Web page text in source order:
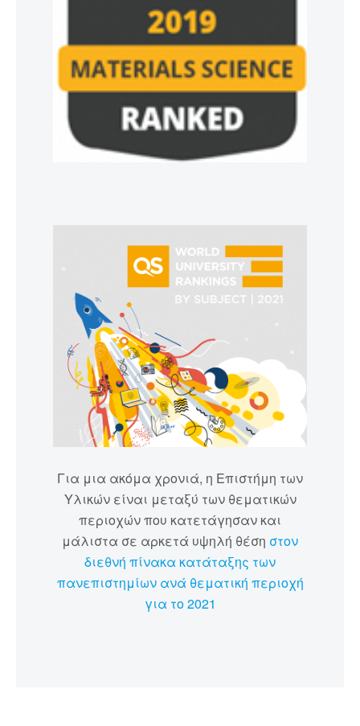
Για μια ακόμα χρονιά, η Επιστήμη των
Υλικών είναι μεταξύ των θεματικών
περιοχών που κατετάγησαν και
μάλιστα σε αρκετά υψηλή θέση στον
διεθνή πίνακα κατάταξης των
πανεπιστημίων ανά θεματική περιοχή
για το 2021